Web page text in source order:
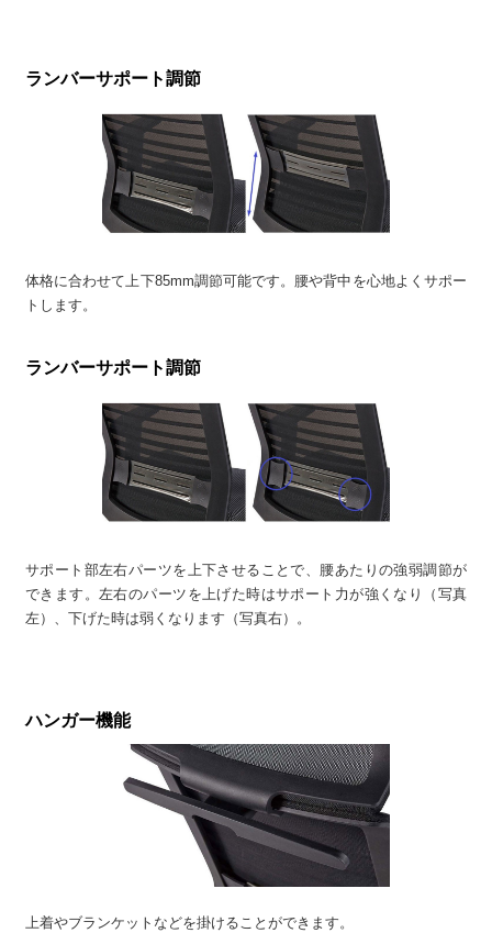
ランバーサポート調節
体格に合わせて上下85mm調節可能です。腰や背中を心地よくサポー
トします。
ランバーサポート調節
サポート部左右パーツを上下させることで、腰あたりの強弱調節が
できます。左右のパーツを上げた時はサポート力が強くなり（写真
左）、下げた時は弱くなります（写真右）。
ハンガー機能
上着やブランケットなどを掛けることができます。